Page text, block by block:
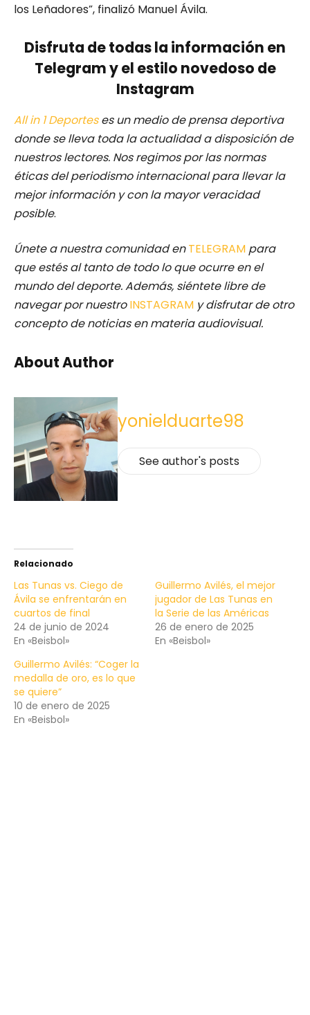
los Leñadores”, finalizó Manuel Ávila.
Disfruta de todas la información en
Telegram y el estilo novedoso de
Instagram
All in 1 Deporteses un medio de prensa deportiva
donde se lleva toda la actualidad a disposición de
nuestros lectores. Nos regimos por las normas
éticas del periodismo internacional para llevar la
mejor información y con la mayor veracidad
posible.
Únete a nuestra comunidad enTELEGRAM para
que estés al tanto de todo lo que ocurre en el
mundo del deporte. Además, siéntete libre de
navegar por nuestro INSTAGRAM y disfrutar de otro
concepto de noticias en materia audiovisual.
About Author
yonielduarte98
See author's posts
Relacionado
Las Tunas vs. Ciego de
Ávila se enfrentarán en
cuartos de final
24 de junio de 2024
En «Beisbol»
Guillermo Avilés, el mejor
jugador de Las Tunas en
la Serie de las Américas
26 de enero de 2025
En «Beisbol»
Guillermo Avilés: “Coger la
medalla de oro, es lo que
se quiere”
10 de enero de 2025
En «Beisbol»